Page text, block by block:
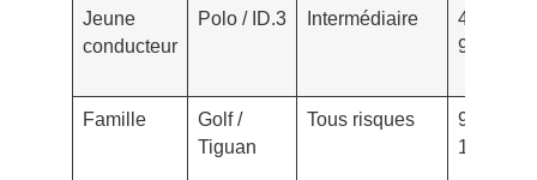
Jeune
conducteur
Polo / ID.3 Intermédiaire
450€ –
900€
Famille
Golf /
Tiguan
Tous risques
900€ –
1500€